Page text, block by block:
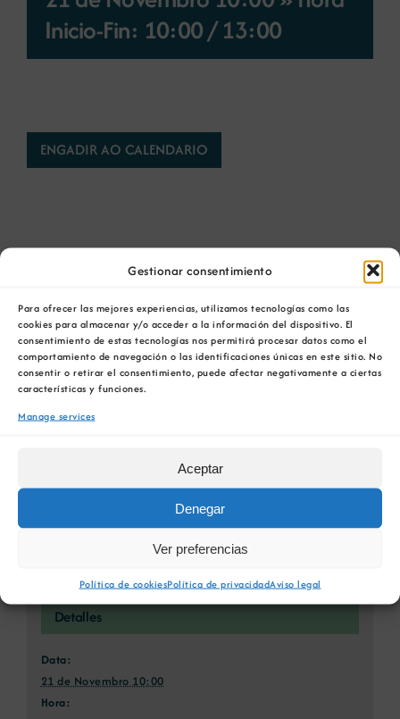
Gestionar consentimiento
Para ofrecer las mejores experiencias, utilizamos tecnologías como las
cookies para almacenar y/o acceder a la información del dispositivo. El
consentimiento de estas tecnologías nos permitirá procesar datos como el
comportamiento de navegación o las identificaciones únicas en este sitio. No
consentir o retirar el consentimiento, puede afectar negativamente a ciertas
características y funciones.
Manage services
Aceptar
Denegar
Ver preferencias
Política de cookiesPolítica de privacidadAviso legal
Contacto
Inicio-Fin: 10:00/13:00
ENGADIR AO CALENDARIO
Comparta esta información en su red Social
favorita!
Facebook
X BlueskyRedditLinkedInWhatsApp
TelegramTumblrPinterest
XingEmail
mineromedicinais
Dixitalización no sector dos
áridos
Detalles
Data:
21 de Novembro 10:00
Hora: